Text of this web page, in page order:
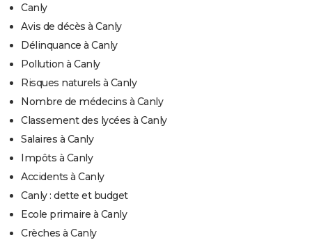
Canly
Avis de décès à Canly
Délinquance à Canly
Pollution à Canly
Risques naturels à Canly
Nombre de médecins à Canly
Classement des lycées à Canly
Salaires à Canly
Impôts à Canly
Accidents à Canly
Canly : dette et budget
Ecole primaire à Canly
Crèches à Canly